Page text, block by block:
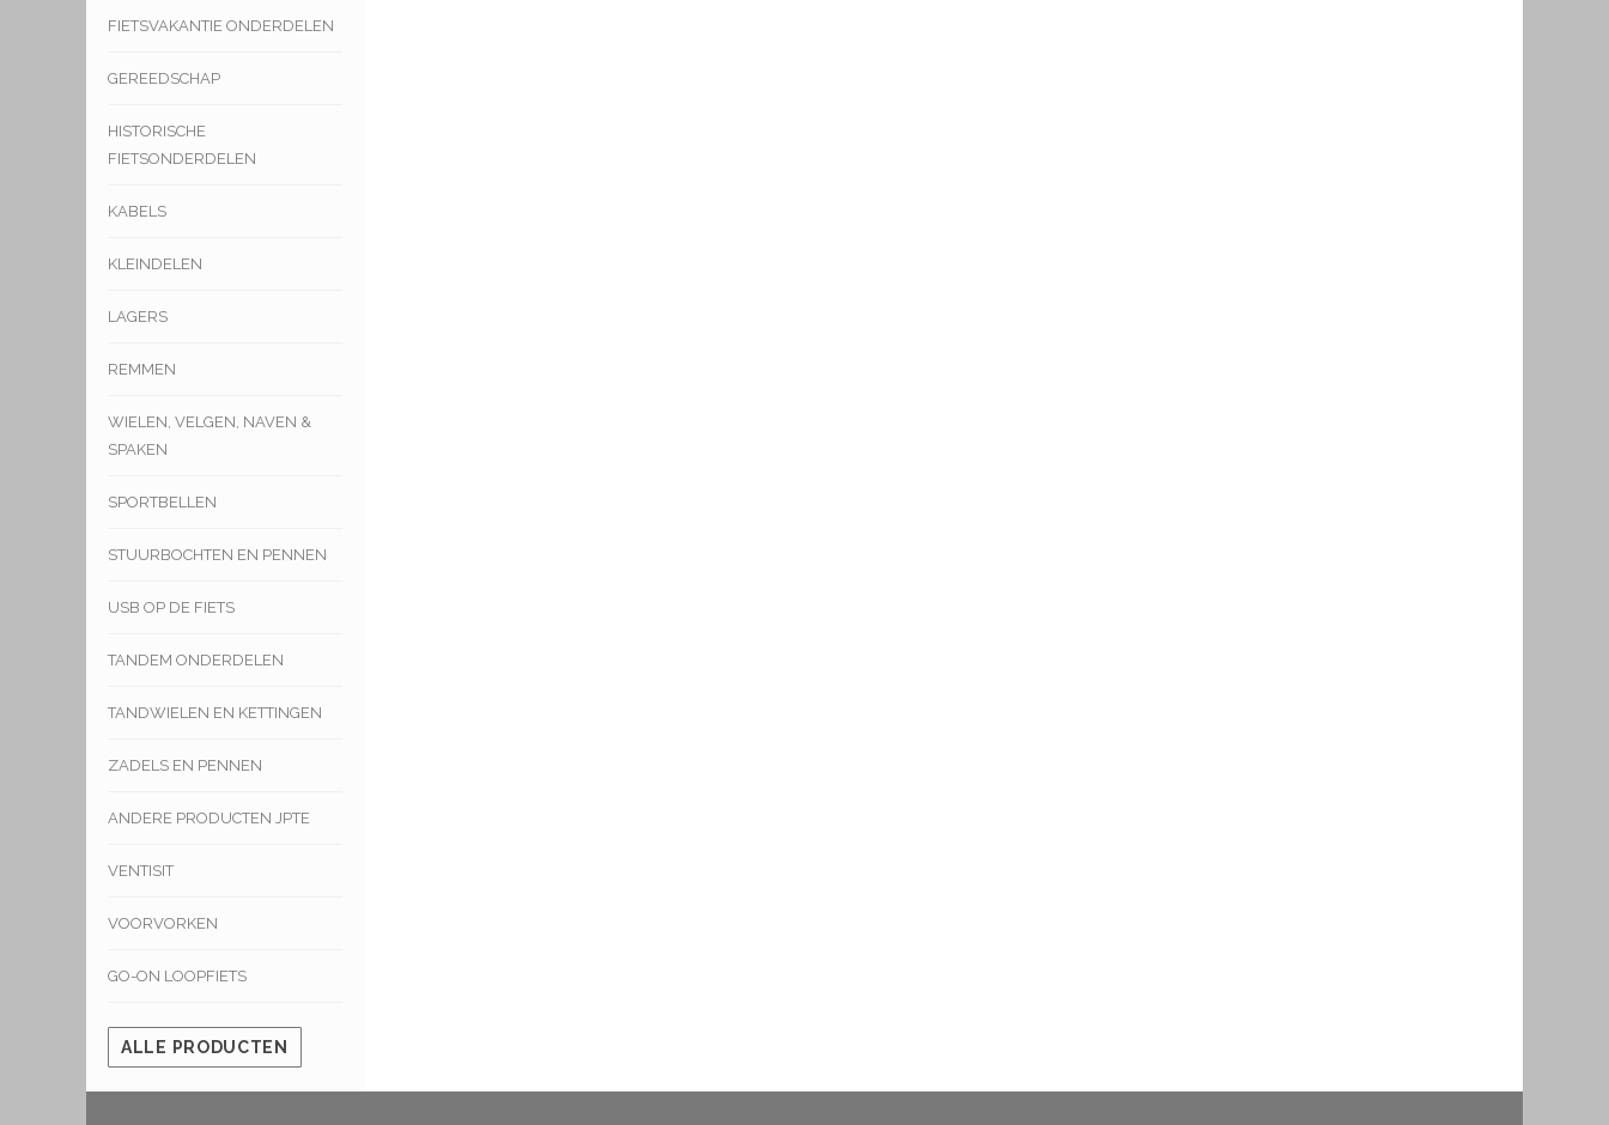
FIETSVAKANTIE ONDERDELEN
GEREEDSCHAP
HISTORISCHE
FIETSONDERDELEN
KABELS
KLEINDELEN
LAGERS
REMMEN
WIELEN, VELGEN, NAVEN &
SPAKEN
SPORTBELLEN
STUURBOCHTEN EN PENNEN
USB OP DE FIETS
TANDEM ONDERDELEN
TANDWIELEN EN KETTINGEN
ZADELS EN PENNEN
ANDERE PRODUCTEN JPTE
VENTISIT
VOORVORKEN
GO-ON LOOPFIETS
ALLE PRODUCTEN